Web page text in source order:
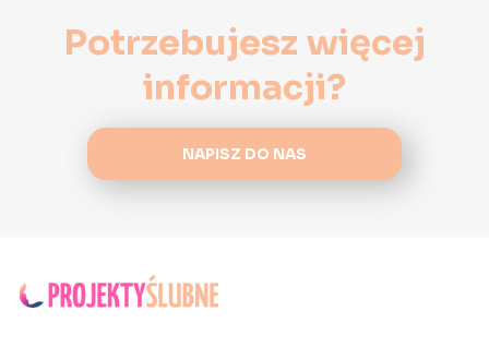
Potrzebujesz więcej
informacji?
NAPISZ DO NAS